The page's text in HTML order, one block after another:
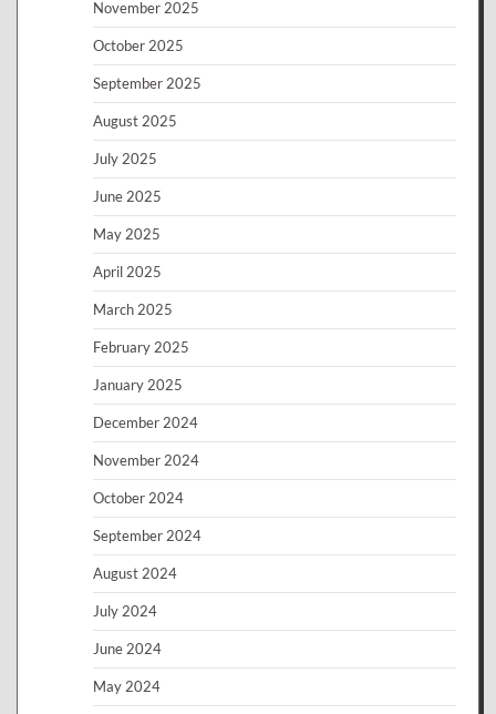
November 2025
October 2025
September 2025
August 2025
July 2025
June 2025
May 2025
April 2025
March 2025
February 2025
January 2025
December 2024
November 2024
October 2024
September 2024
August 2024
July 2024
June 2024
May 2024